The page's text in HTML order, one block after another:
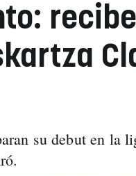
su debut en la